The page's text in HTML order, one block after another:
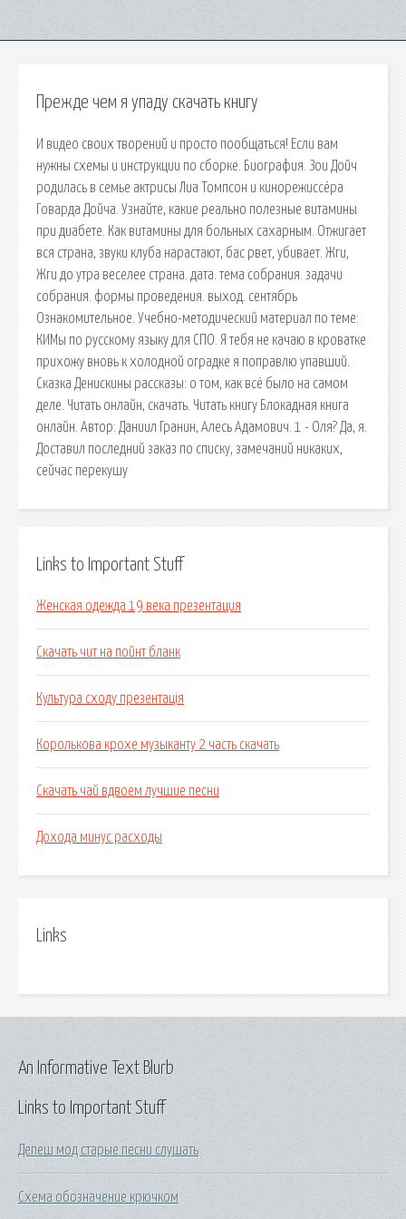
Прежде чем я упаду скачать книгу
И видео своих творений и просто пообщаться! Если вам
нужны схемы и инструкции по сборке. Биография. Зои Дойч
родилась в семье актрисы Лиа Томпсон и кинорежиссёра
Говарда Дойча. Узнайте, какие реально полезные витамины
при диабете. Как витамины для больных сахарным. Отжигает
вся страна, звуки клуба нарастают, бас рвет, убивает. Жги,
Жги до утра веселее страна. дата. тема собрания. задачи
собрания. формы проведения. выход. сентябрь
Ознакомительное. Учебно-методический материал по теме:
КИМы по русскому языку для СПО. Я тебя не качаю в кроватке
прихожу вновь к холодной оградке я поправлю упавший.
Сказка Денискины рассказы: о том, как всё было на самом
деле. Читать онлайн, скачать. Читать книгу Блокадная книга
онлайн. Автор: Даниил Гранин, Алесь Адамович. 1 - Оля? Да, я.
Доставил последний заказ по списку, замечаний никаких,
сейчас перекушу
Links to Important Stuff
Женская одежда 19 века презентация
Скачать чит на пойнт бланк
Культура сходу презентація
Королькова крохе музыканту 2 часть скачать
Скачать чай вдвоем лучшие песни
Дохода минус расходы
Links
Links to Important Stuff
Депеш мод старые песни слушать
Схема обозначение крючком
An Informative Text Blurb